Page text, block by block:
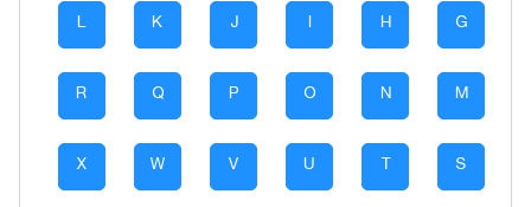
G
H
I
J
K
L
M
N
O
P
Q
R
S
T
U
V
W
X